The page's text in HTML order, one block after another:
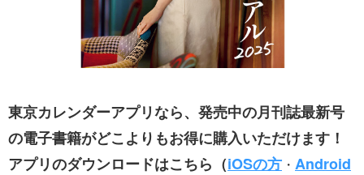
東京カレンダーアプリなら、発売中の月刊誌最新号
の電子書籍がどこよりもお得に購入いただけます！
アプリのダウンロードはこちら（iOSの方 ・ Android